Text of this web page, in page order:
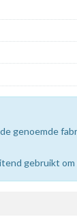
genoemde
gebruikt